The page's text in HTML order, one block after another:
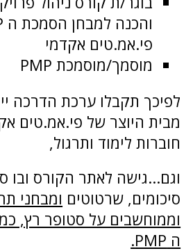
פי.אמ.טים אקדמי
מוסמך/מוסמכת PMP
לפיכך תקבלו ערכת הדרכה
חוברות לימוד ותרגול,
וגם...גישה לאתר הקורס ובו
סיכומים, שרטוטים ומבחני
וממוחשבים על סטופר רץ,
ה PMP.